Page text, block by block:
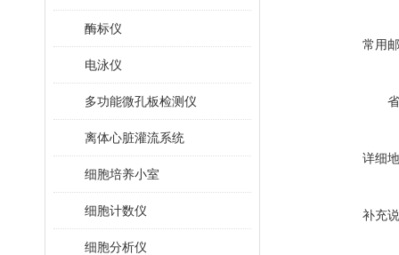
酶标仪
电泳仪
多功能微孔板检测仪
离体心脏灌流系统
细胞培养小室
细胞计数仪
细胞分析仪
常用
详细
补充